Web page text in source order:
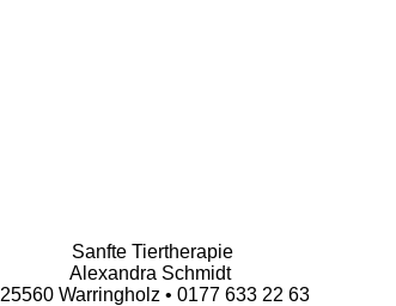
Sanfte Tiertherapie
Alexandra Schmidt
25560 Warringholz • 0177 633 22 63